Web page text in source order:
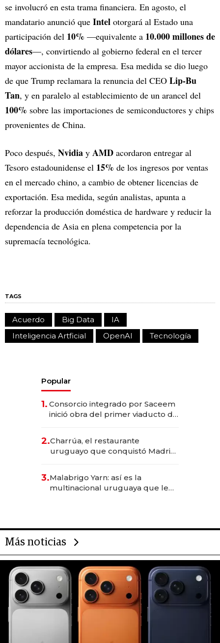
se involucró en esta trama financiera. En agosto, el
mandatario anunció que Intel otorgará al Estado una
participación del 10% —equivalente a 10.000 millones de
dólares—, convirtiendo al gobierno federal en el tercer
mayor accionista de la empresa. Esa medida se dio luego
de que Trump reclamara la renuncia del CEO Lip-Bu
Tan, y en paralelo al establecimiento de un arancel del
100% sobre las importaciones de semiconductores y chips
provenientes de China.
Poco después, Nvidia y AMD acordaron entregar al
Tesoro estadounidense el 15% de los ingresos por ventas
en el mercado chino, a cambio de obtener licencias de
exportación. Esa medida, según analistas, apunta a
reforzar la producción doméstica de hardware y reducir la
dependencia de Asia en plena competencia por la
supremacía tecnológica.
TAGS
Acuerdo Big Data
IA
Inteligencia Artficial
OpenAI Tecnología
Popular
1. Consorcio integrado por Saceem
inició obra del primer viaducto de
millones
2.Charrúa, el restaurante
uruguayo que conquistó Madrid:
anticipación y prepara apertura
3.Malabrigo Yarn: así es la
multinacional uruguaya que le
Más noticias